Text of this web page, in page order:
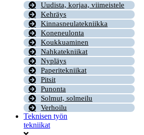
Uudista, korjaa, viimeistele
Kehräys
Kinnasneulatekniikka
Koneneulonta
Koukkuaminen
Nahkatekniikat
Nypläys
Paperitekniikat
Pitsit
Punonta
Solmut, solmeilu
Verhoilu
Teknisen työn
tekniikat